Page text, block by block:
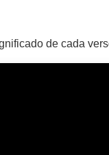
de cada